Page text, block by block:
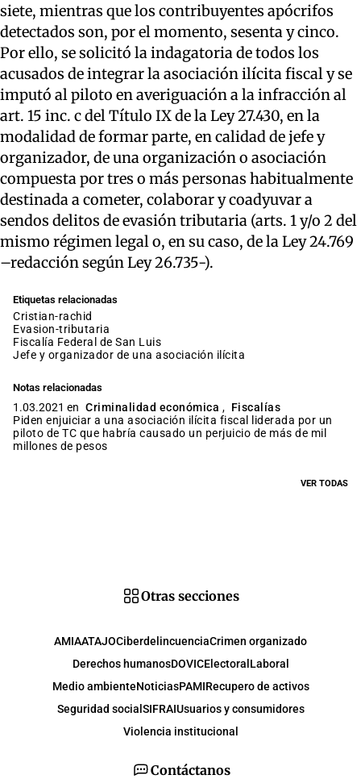
siete, mientras que los contribuyentes apócrifos
detectados son, por el momento, sesenta y cinco.
Por ello, se solicitó la indagatoria de todos los
acusados de integrar la asociación ilícita fiscal y se
imputó al piloto en averiguación a la infracción al
art. 15 inc. c del Título IX de la Ley 27.430, en la
modalidad de formar parte, en calidad de jefe y
organizador, de una organización o asociación
compuesta por tres o más personas habitualmente
destinada a cometer, colaborar y coadyuvar a
sendos delitos de evasión tributaria (arts. 1 y/o 2 del
mismo régimen legal o, en su caso, de la Ley 24.769
–redacción según Ley 26.735-).
Etiquetas relacionadas
cristian-rachid
evasion-tributaria
Fiscalía Federal de San Luis
jefe y organizador de una asociación ilícita
Notas relacionadas
1.03.2021 en Criminalidad económica , Fiscalías
Piden enjuiciar a una asociación ilícita fiscal liderada por un
piloto de TC que habría causado un perjuicio de más de mil
millones de pesos
VER TODAS
Contáctanos
Otras secciones
AMIAATAJOCiberdelincuenciaCrimen organizado
Derechos humanosDOVICElectoral Laboral
Medio ambienteNoticiasPAMIRecupero de activos
Seguridad social SIFRAIUsuarios y consumidores
Violencia institucional